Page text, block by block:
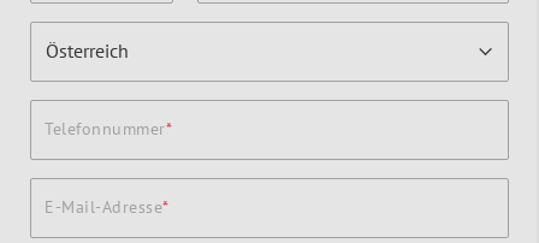
Telefonnummer
E-Mail-Adresse